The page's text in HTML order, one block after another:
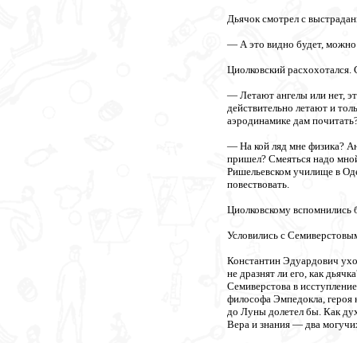
Дьячок смотрел с
— А это видно будет, можно
Циолковский
— Летают ангелы или нет,
действительно летают и
аэродинамике дам
— На кой ляд мне физика?
пришел? Смеяться надо
Ришельевском училище в
повествовать.
Циолковскому
Условились с
Константин Эдуардович
не дразнят ли его, как
Семиверстова в
философа Эмпедокла, героя
до Луны долетел бы. Как
Вера и знания — два